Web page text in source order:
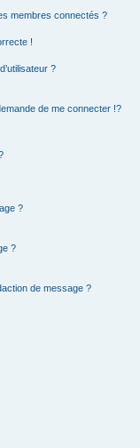
membres connectés ?
!
?
de me connecter !?
?
?
de message ?